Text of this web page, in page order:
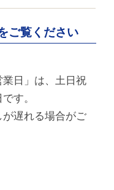
ご覧ください
日」は、土日祝
す。
遅れる場合がご